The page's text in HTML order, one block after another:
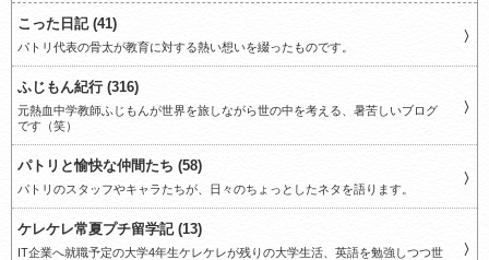
こった日記 (41)
パトリ代表の骨太が教育に対する熱い想いを綴ったものです。
ふじもん紀行 (316)
元熱血中学教師ふじもんが世界を旅しながら世の中を考える、暑苦しいブログ
です（笑）
パトリと愉快な仲間たち (58)
パトリのスタッフやキャラたちが、日々のちょっとしたネタを語ります。
ケレケレ常夏プチ留学記 (13)
IT企業へ就職予定の大学4年生ケレケレが残りの大学生活、英語を勉強しつつ世